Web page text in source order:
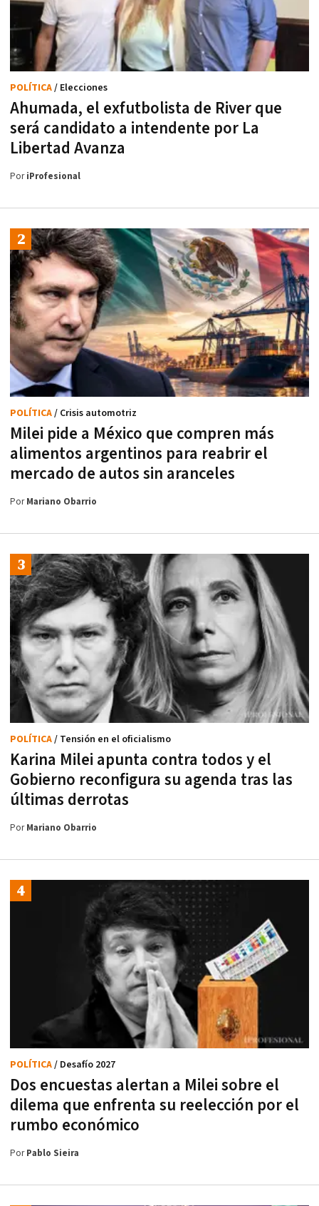
Ahumada, el exfutbolista de River que
será candidato a intendente por La
Libertad Avanza
POLÍTICA/ Elecciones
PoriProfesional
Milei pide a México que compren más
alimentos argentinos para reabrir el
mercado de autos sin aranceles
POLÍTICA/ Crisis automotriz
PorMariano Obarrio
Karina Milei apunta contra todos y el
Gobierno reconfigura su agenda tras las
últimas derrotas
POLÍTICA/ Tensión en el oficialismo
PorMariano Obarrio
Dos encuestas alertan a Milei sobre el
dilema que enfrenta su reelección por el
rumbo económico
POLÍTICA/ Desafío 2027
PorPablo Sieira